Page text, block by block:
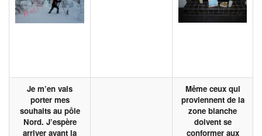
Je m’en vais
porter mes
souhaits au pôle
Nord. J’espère
arriver avant la
Même ceux qui
proviennent de la
zone blanche
doivent se
conformer aux